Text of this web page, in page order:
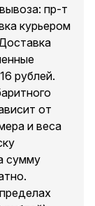
пр-т
курьером
рублей.
от
и веса
сумму